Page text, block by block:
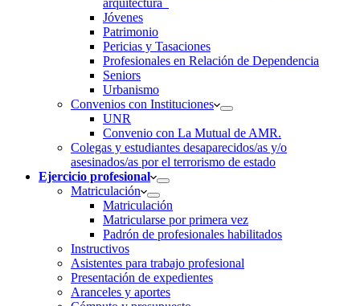
Jóvenes
Patrimonio
Pericias y Tasaciones
Profesionales en Relación de Dependencia
Seniors
Urbanismo
Convenios con Instituciones
UNR
Convenio con La Mutual de AMR.
Colegas y estudiantes desaparecidos/as y/o
asesinados/as por el terrorismo de estado
Ejercicio profesional
Matriculación
Matriculación
Matricularse por primera vez
Padrón de profesionales habilitados
Instructivos
Asistentes para trabajo profesional
Presentación de expedientes
Aranceles y aportes